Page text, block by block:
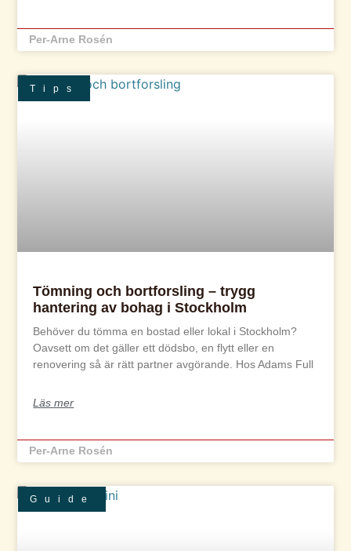
Per-Arne Rosén
Tips
Tömning och bortforsling – trygg
hantering av bohag i Stockholm
Behöver du tömma en bostad eller lokal i Stockholm?
Oavsett om det gäller ett dödsbo, en flytt eller en
renovering så är rätt partner avgörande. Hos Adams Full
Läs mer
Per-Arne Rosén
Guide